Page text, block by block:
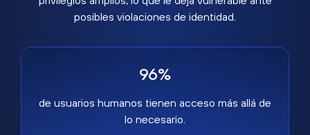
posibles violaciones de identidad.
96%
de usuarios humanos tienen acceso más allá de
lo necesario.